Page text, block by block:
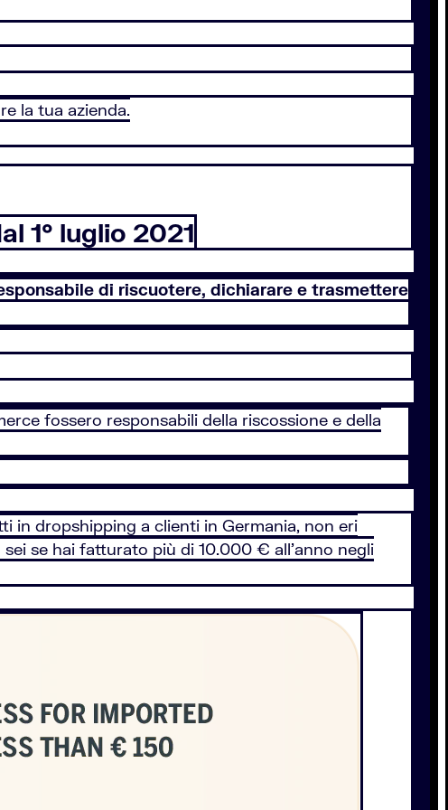
la tua azienda.
1° luglio 2021
di riscuotere, dichiarare e trasmettere
fossero responsabili della riscossione e della
in dropshipping a clienti in Germania, non eri
se hai fatturato più di 10.000 € all'anno negli